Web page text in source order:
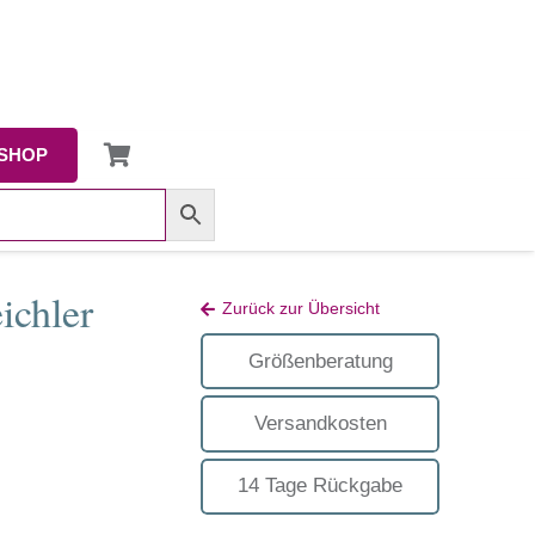
Zurück zur Übersicht
Größenberatung
Versandkosten
14 Tage Rückgabe